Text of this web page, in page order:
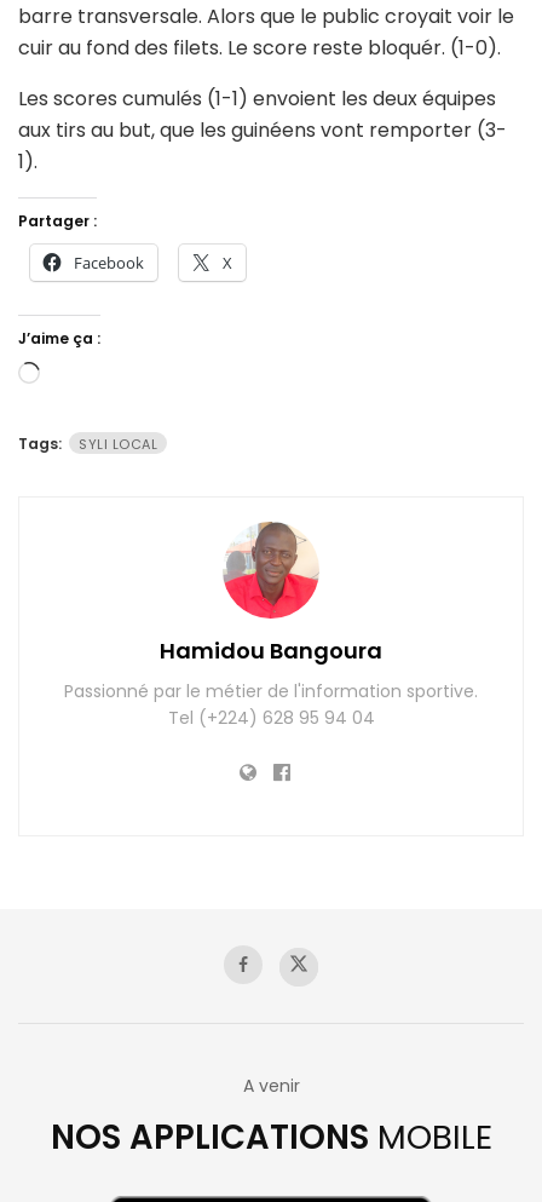
barre transversale. Alors que le public croyait voir le
cuir au fond des filets. Le score reste bloquér. (1-0).
Les scores cumulés (1-1) envoient les deux équipes
aux tirs au but, que les guinéens vont remporter (3-
1).
Partager :
Facebook X
J’aime ça :
Chargement…
Tags: SYLI LOCAL
Hamidou Bangoura
Passionné par le métier de l'information sportive.
Tel (+224) 628 95 94 04
A venir
NOS APPLICATIONS MOBILE